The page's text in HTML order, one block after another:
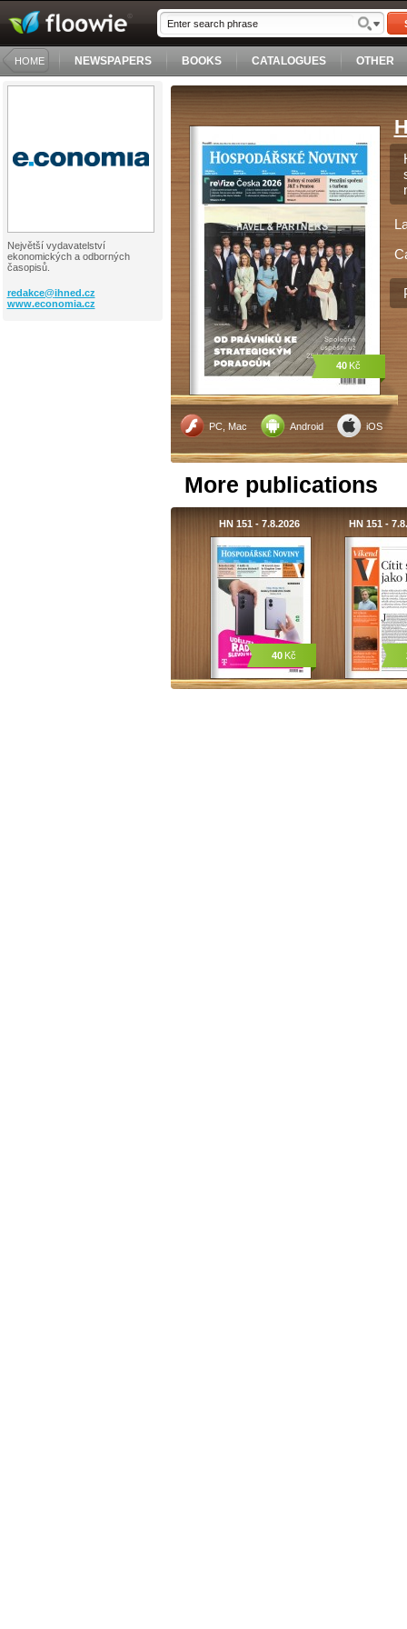
HOME NEWSPAPERS BOOKS CATALOGUES OTHER
Největší vydavatelství
ekonomických a odborných
časopisů.
redakce@ihned.cz
www.economia.cz
PC, Mac Android iOS
40 Kč
More publications
HN 151 - 7.8.2026
40 Kč
HN 151 -